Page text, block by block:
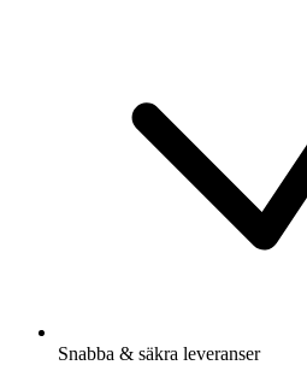
Snabba & säkra leveranser